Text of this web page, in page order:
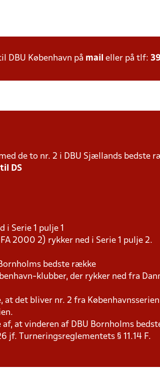
DBU København på mail eller på tlf:
de to nr. 2 i DBU Sjællands bedste
DS
i Serie 1 pulje 1
2000 2) rykker ned i Serie 1 pulje 2.
bedste række
klubber, der rykker ned fra
det bliver nr. 2 fra
at vinderen af DBU Bornholms
jf. Turneringsreglementets § 11.14 F.